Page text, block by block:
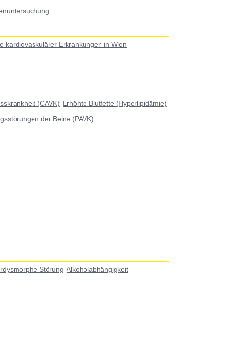
kardiovaskulärer Erkrankungen in Wien
(CAVK) Erhöhte Blutfette (Hyperlipidämie)
der Beine (PAVK)
Störung Alkoholabhängigkeit